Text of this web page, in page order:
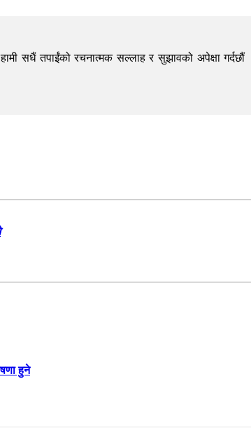
सधैं तपाईंको रचनात्मक सल्लाह र सुझावको अपेक्षा गर्दछौं
हुने